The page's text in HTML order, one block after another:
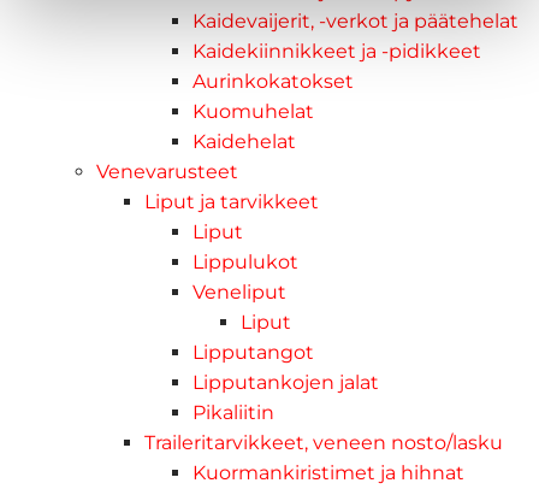
Kaidevaijerit, -verkot ja päätehelat
Kaidekiinnikkeet ja -pidikkeet
Aurinkokatokset
Kuomuhelat
Kaidehelat
Venevarusteet
Liput ja tarvikkeet
Liput
Lippulukot
Veneliput
Liput
Lipputangot
Lipputankojen jalat
Pikaliitin
Traileritarvikkeet, veneen nosto/lasku
Kuormankiristimet ja hihnat